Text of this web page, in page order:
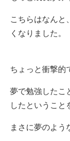
こちらはなんと
くなりました。
ちょっと衝撃的
夢で勉強したこ
したということ
まさに夢のよう